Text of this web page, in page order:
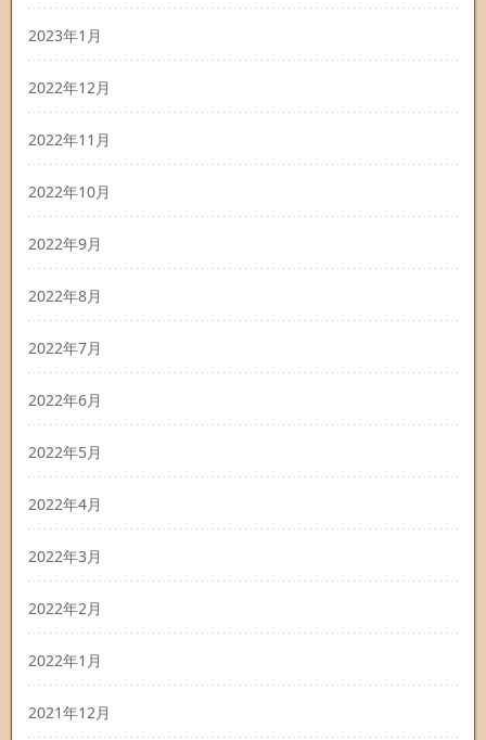
2023年1月
2022年12月
2022年11月
2022年10月
2022年9月
2022年8月
2022年7月
2022年6月
2022年5月
2022年4月
2022年3月
2022年2月
2022年1月
2021年12月